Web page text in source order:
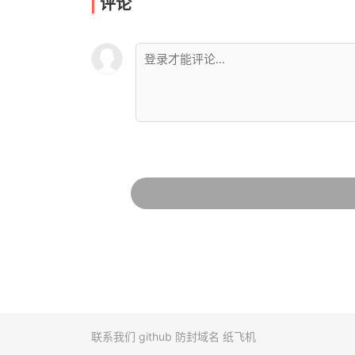
评论
联系我们 github 防封域名 纸飞机